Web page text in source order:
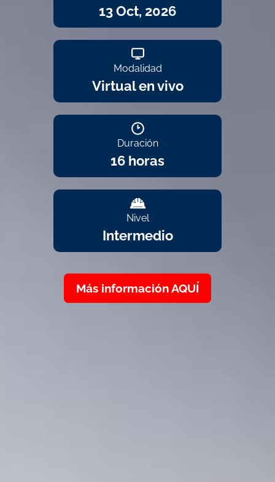
13 Oct, 2026
Modalidad
Virtual en vivo
Duración
16 horas
Nivel
Intermedio
Más información AQUÍ